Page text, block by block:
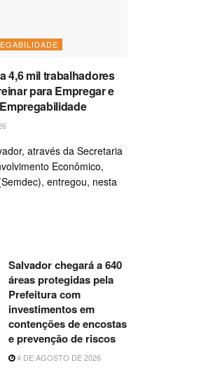
4,6 mil trabalhadores
para Empregar e
através da Secretaria
Econômico,
entregou, nesta
Salvador chegará a 640
áreas protegidas pela
Prefeitura com
investimentos em
contenções de encostas
e prevenção de riscos
4 DE AGOSTO DE 2026